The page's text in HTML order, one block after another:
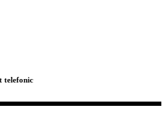
telefonic